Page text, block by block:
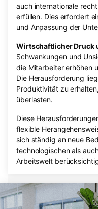
auch internationale
erfüllen. Dies erfordert
und Anpassung der
Wirtschaftlicher Druck
Schwankungen und
die Mitarbeiter erhöhen
Die Herausforderung
Produktivität zu
überlasten.
Diese
flexible
sich ständig an neue
technologischen als
Arbeitswelt